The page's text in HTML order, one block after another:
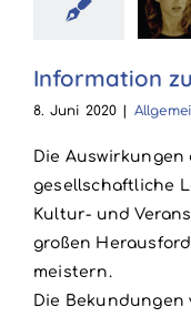
19
Information zu
8. Juni 2020
Die Auswirkungen
gesellschaftliche
Kultur- und
großen
meistern.
Die